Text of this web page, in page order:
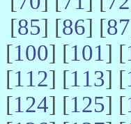
[85] [86] [87
[100] [101] [
[112] [113] [
[124] [125] [